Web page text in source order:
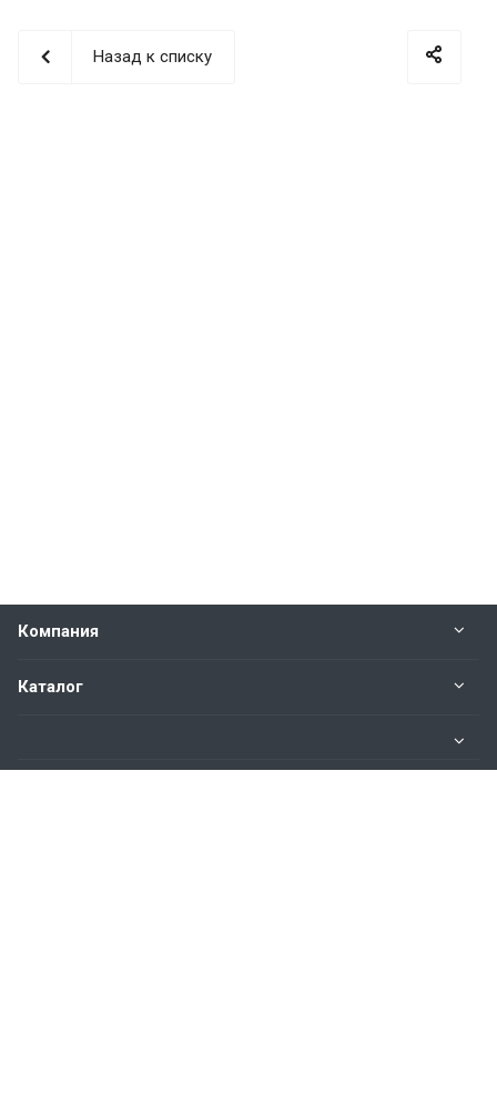
Назад к списку
Компания
Каталог